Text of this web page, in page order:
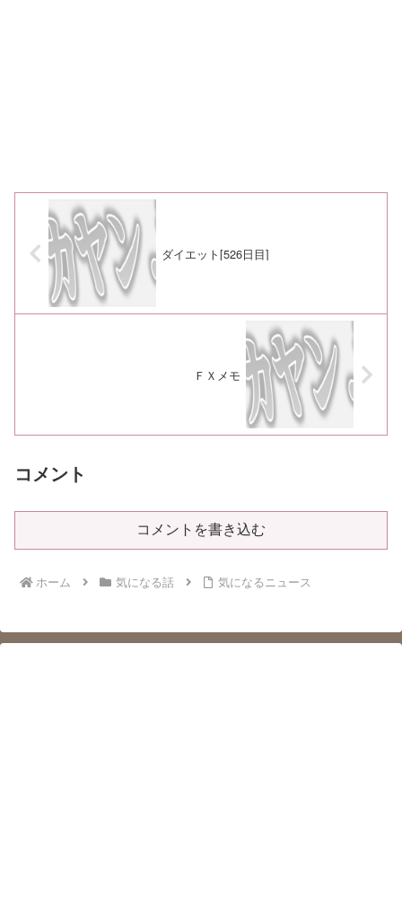
ダイエット[526日目]
ＦＸメモ
コメント
コメントを書き込む
ホーム 気になる話 気になるニュース